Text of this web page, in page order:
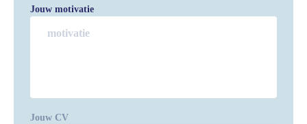
Jouw motivatie
Jouw CV